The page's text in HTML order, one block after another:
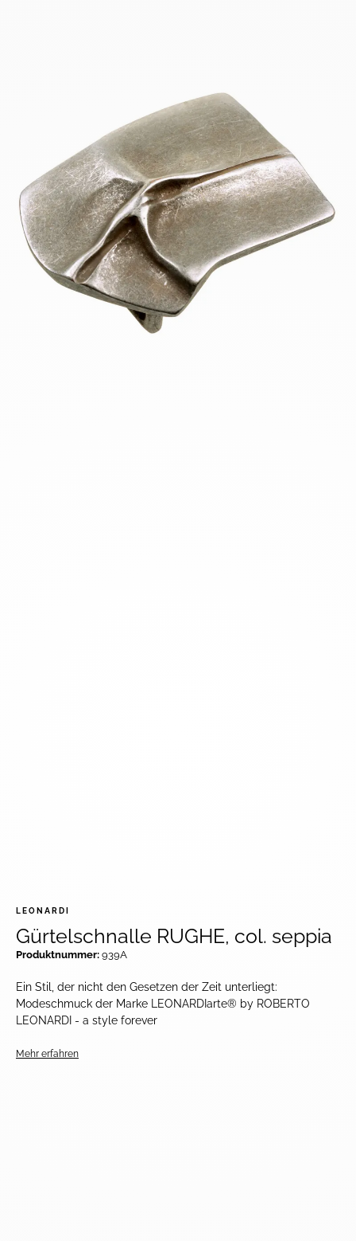
Ein Stil, der nicht den Gesetzen der Zeit unterliegt:
Modeschmuck der Marke LEONARDIarte® by ROBERTO
LEONARDI - a style forever
Mehr erfahren
LEONARDI
Gürtelschnalle RUGHE, col. seppia
Produktnummer: 939A